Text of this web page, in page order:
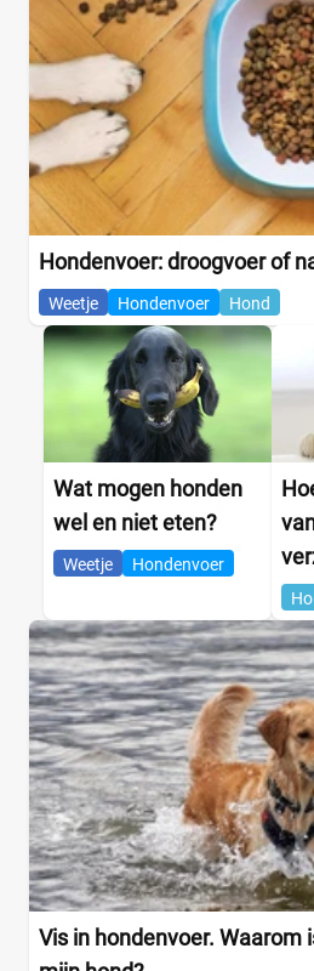
Hondenvoer: droogvoer of
Weetje Hondenvoer Hond
Wat mogen honden
wel en niet eten?
Weetje Hondenvoer
Vis in hondenvoer. Waarom